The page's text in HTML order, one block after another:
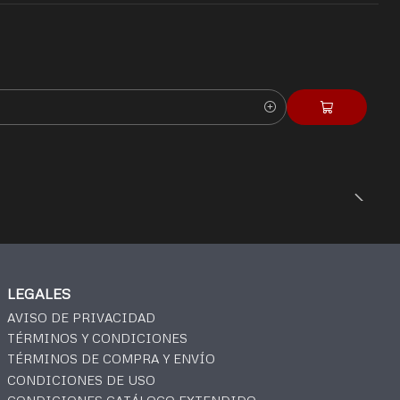
LEGALES
AVISO DE PRIVACIDAD
TÉRMINOS Y CONDICIONES
TÉRMINOS DE COMPRA Y ENVÍO
CONDICIONES DE USO